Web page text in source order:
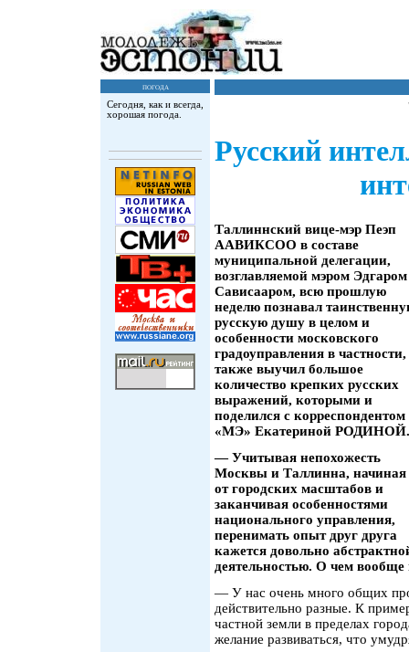
погода
Сегодня, как и всегда,
хорошая погода.
Русский
Таллиннский вице-мэр Пеэп
ААВИКСОО в составе
муниципальной делегации,
возглавляемой мэром Эдгаром
Сависааром, всю прошлую
неделю познавал
русскую душу в целом и
особенности московского
градоуправления в частности,
также выучил большое
количество крепких русских
выражений, которыми и
поделился с корреспондентом
«МЭ» Екатериной РОДИНОЙ.
— Учитывая непохожесть
Москвы и Таллинна, начиная
от городских масштабов и
заканчивая особенностями
национального управления,
перенимать опыт друг друга
кажется довольно
деятельностью. О чем
— У нас очень много общих
действительно разные. К
частной земли в пределах
желание развиваться, что